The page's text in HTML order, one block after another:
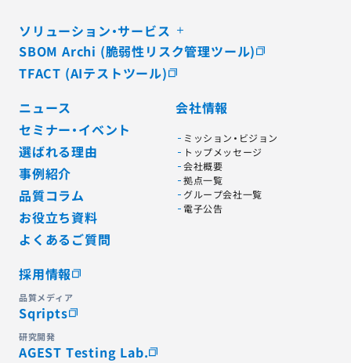
ソリューション・サービス
SBOM Archi (脆弱性リスク管理ツール)
TFACT (AIテストツール)
ニュース
セミナー・イベント
選ばれる理由
事例紹介
品質コラム
お役立ち資料
よくあるご質問
会社情報
ミッション・ビジョン
トップメッセージ
会社概要
拠点一覧
グループ会社一覧
電子公告
採用情報
品質メディア
Sqripts
研究開発
AGEST Testing Lab.